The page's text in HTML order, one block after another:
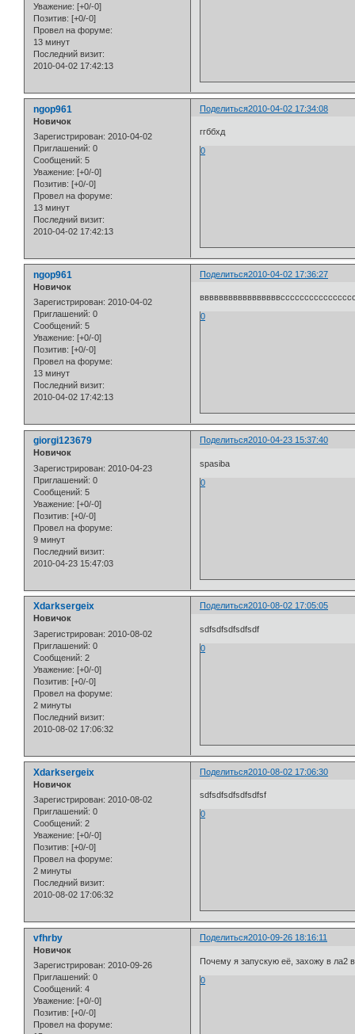
Уважение: [+0/-0]
Позитив: [+0/-0]
Провел на форуме:
13 минут
Последний визит:
2010-04-02 17:42:13
Поделиться2010-04-02 17:34:08
ngop961
Новичок
Зарегистрирован: 2010-04-02
Приглашений: 0
Сообщений: 5
Уважение: [+0/-0]
Позитив: [+0/-0]
Провел на форуме:
13 минут
Последний визит:
2010-04-02 17:42:13
ггббхд
0
Поделиться2010-04-02 17:36:27
ngop961
Новичок
Зарегистрирован: 2010-04-02
Приглашений: 0
Сообщений: 5
Уважение: [+0/-0]
Позитив: [+0/-0]
Провел на форуме:
13 минут
Последний визит:
2010-04-02 17:42:13
0
Поделиться2010-04-23 15:37:40
giorgi123679
Новичок
Зарегистрирован: 2010-04-23
Приглашений: 0
Сообщений: 5
Уважение: [+0/-0]
Позитив: [+0/-0]
Провел на форуме:
9 минут
Последний визит:
2010-04-23 15:47:03
spasiba
0
Поделиться2010-08-02 17:05:05
Xdarksergeix
Новичок
Зарегистрирован: 2010-08-02
Приглашений: 0
Сообщений: 2
Уважение: [+0/-0]
Позитив: [+0/-0]
Провел на форуме:
2 минуты
Последний визит:
2010-08-02 17:06:32
sdfsdfsdfsdfsdf
0
Поделиться2010-08-02 17:06:30
Xdarksergeix
Новичок
Зарегистрирован: 2010-08-02
Приглашений: 0
Сообщений: 2
Уважение: [+0/-0]
Позитив: [+0/-0]
Провел на форуме:
2 минуты
Последний визит:
2010-08-02 17:06:32
sdfsdfsdfsdfsdfsf
0
Поделиться2010-09-26 18:16:11
vfhrby
Новичок
Зарегистрирован: 2010-09-26
Приглашений: 0
Сообщений: 4
Уважение: [+0/-0]
Позитив: [+0/-0]
Провел на форуме:
Почему я запускую её, захожу в ла2
0